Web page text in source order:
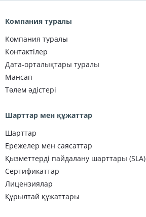
Компания туралы
Компания туралы
Контактілер
Дата-орталықтары туралы
Мансап
Төлем әдістері
Шарттар мен құжаттар
Шарттар
Ережелер мен саясаттар
Қызметтерді пайдалану шарттары (SLA)
Сертификаттар
Лицензиялар
Құрылтай құжаттары